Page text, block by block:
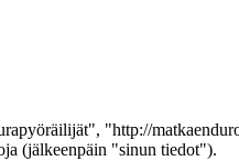
"http://
(jälkeenpäin "sinun tiedot").